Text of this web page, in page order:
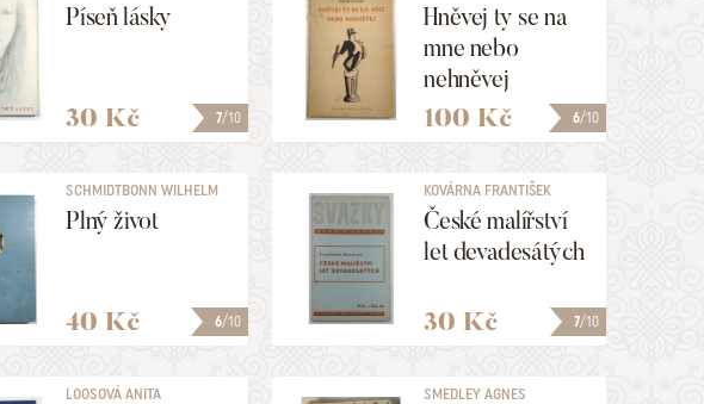
7/10
Píseň lásky
30 Kč 6/10
Hněvej ty se na
mne nebo
nehněvej
100 Kč
6/10
SCHMIDTBONN WILHELM
Plný život
40 Kč 7/10
KOVÁRNA FRANTIŠEK
České malířství
let devadesátých
30 Kč
LOOSOVÁ ANITA SMEDLEY AGNES